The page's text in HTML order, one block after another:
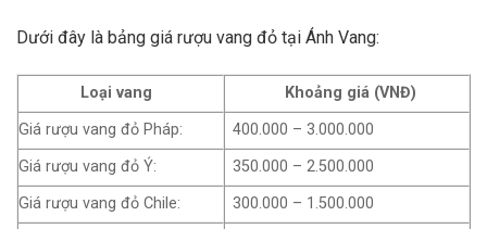
Dưới đây là bảng giá rượu vang đỏ tại Ánh Vang:
Loại vang
Khoảng giá (VNĐ)
Giá rượu vang đỏ Pháp:
400.000 – 3.000.000
Giá rượu vang đỏ Ý:
350.000 – 2.500.000
Giá rượu vang đỏ Chile:
300.000 – 1.500.000